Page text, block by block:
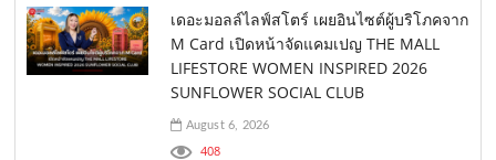
เดอะมอลล์ไลฟ์สโตร์ เผยอินไซต์ผู้บริโภคจาก
M Card เปิดหน้าจัดแคมเปญ THE MALL
LIFESTORE WOMEN INSPIRED 2026
SUNFLOWER SOCIAL CLUB
August 6, 2026
408